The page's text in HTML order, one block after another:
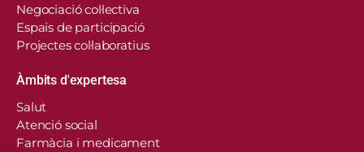
Negociació col·lectiva
Espais de participació
Projectes col·laboratius
Àmbits d'expertesa
Salut
Atenció social
Farmàcia i medicament